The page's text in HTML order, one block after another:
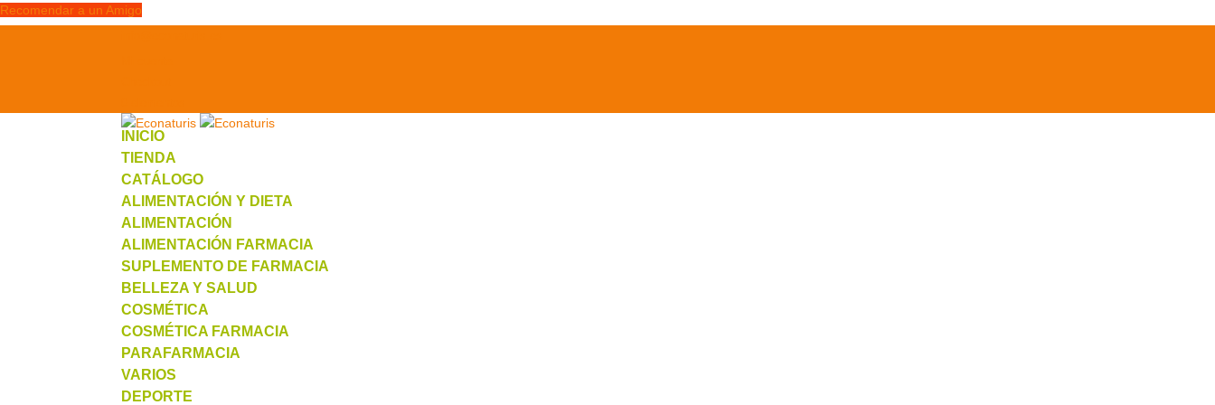
Recomendar a un Amigo
INICIO
TIENDA
CATÁLOGO
ALIMENTACIÓN Y DIETA
ALIMENTACIÓN
ALIMENTACIÓN FARMACIA
SUPLEMENTO DE FARMACIA
BELLEZA Y SALUD
COSMÉTICA
COSMÉTICA FARMACIA
PARAFARMACIA
VARIOS
DEPORTE